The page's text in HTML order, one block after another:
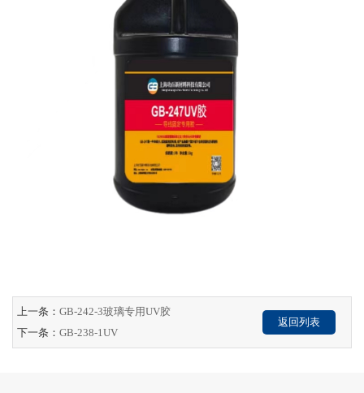
上一条： GB-242-3玻璃专用UV胶
下一条： GB-238-1UV
返回列表